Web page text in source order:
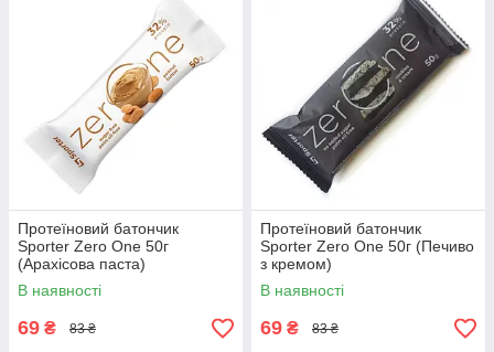
Протеїновий батончик
Sporter Zero One 50г
(Арахісова паста)
В наявності
69 ₴ 83 ₴
Протеїновий батончик
Sporter Zero One 50г (Печиво
з кремом)
В наявності
69 ₴ 83 ₴